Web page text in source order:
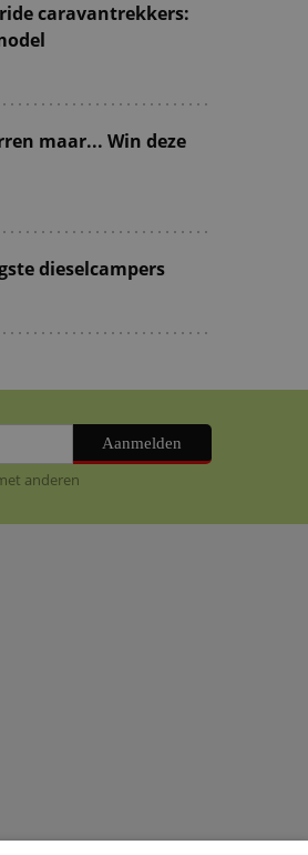
caravantrekkers:
maar... Win deze
dieselcampers
Aanmelden
anderen